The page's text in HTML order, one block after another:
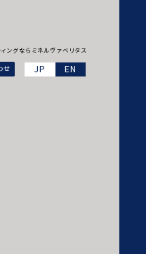
ングならミネルヴァベリタス
せ EN